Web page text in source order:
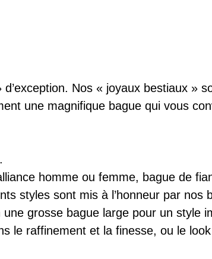
Nos « joyaux bestiaux »
une magnifique bague qui vous
homme ou femme, bague de
styles sont mis à l’honneur par nos
grosse bague large pour un style
le raffinement et la finesse, ou le